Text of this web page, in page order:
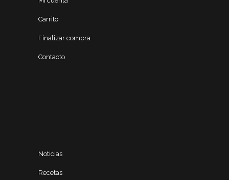
Carrito
Finalizar compra
Contacto
Noticias
Recetas